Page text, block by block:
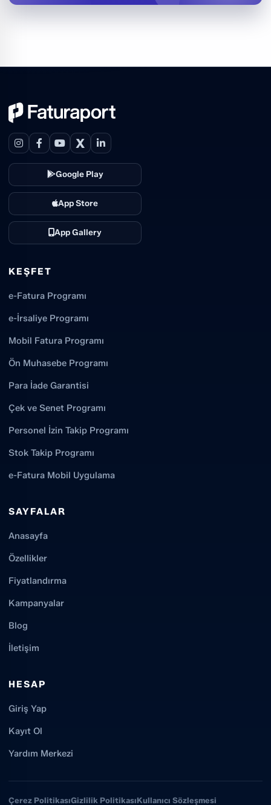
X
Google Play
App Store
App Gallery
KEŞFET
e-Fatura Programı
e-İrsaliye Programı
Mobil Fatura Programı
Ön Muhasebe Programı
Para İade Garantisi
Çek ve Senet Programı
Personel İzin Takip Programı
Stok Takip Programı
e-Fatura Mobil Uygulama
SAYFALAR
Anasayfa
Özellikler
Fiyatlandırma
Kampanyalar
Blog
İletişim
HESAP
Giriş Yap
Kayıt Ol
Yardım Merkezi
Çerez PolitikasıGizlilik PolitikasıKullanıcı Sözleşmesi